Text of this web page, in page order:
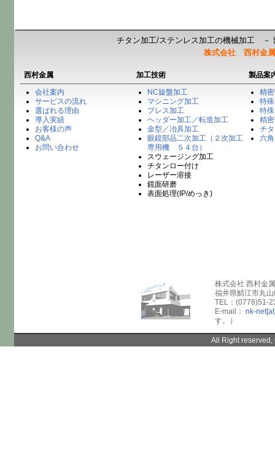
チタン加工/ステンレス加工の機械加工 －
株式会社 西村金
西村金属
会社案内
サービスの流れ
選ばれる理由
導入実績
お客様の声
Q&A
お問い合わせ
加工技術
NC旋盤加工
マシニング加工
プレス加工
ヘッダー加工／転造加工
金型／冶具加工
眼鏡部品二次加工（２次加工
専用機 ５４台）
スウェージング加工
チタンロー付け
レーザー溶接
鏡面研磨
表面処理(IP/めっき)
製品案
精
特
特
精
チ
六
株式会社 西村金属
福井県鯖江市丸
TEL：(0778)51-
E-mail： nk-
す。）
All Right reserved,